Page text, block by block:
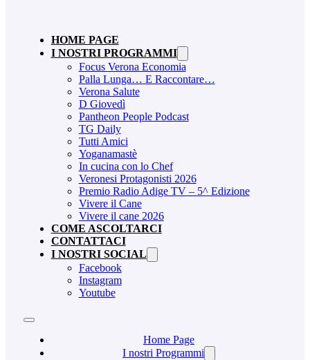
HOME PAGE
I NOSTRI PROGRAMMI
Focus Verona Economia
Palla Lunga… E Raccontare…
Verona Salute
D Giovedì
Pantheon People Podcast
TG Daily
Tutti Amici
Yoganamastè
In cucina con lo Chef
Veronesi Protagonisti 2026
Premio Radio Adige TV – 5^ Edizione
Vivere il Cane
Vivere il cane 2026
COME ASCOLTARCI
CONTATTACI
I NOSTRI SOCIAL
Facebook
Instagram
Youtube
Home Page
I nostri Programmi